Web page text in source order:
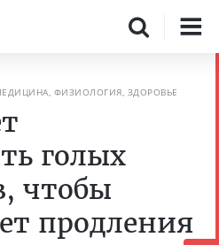
ФИЗИОЛОГИЯ, ЗДОРОВЬЕ
голых
чтобы
продления